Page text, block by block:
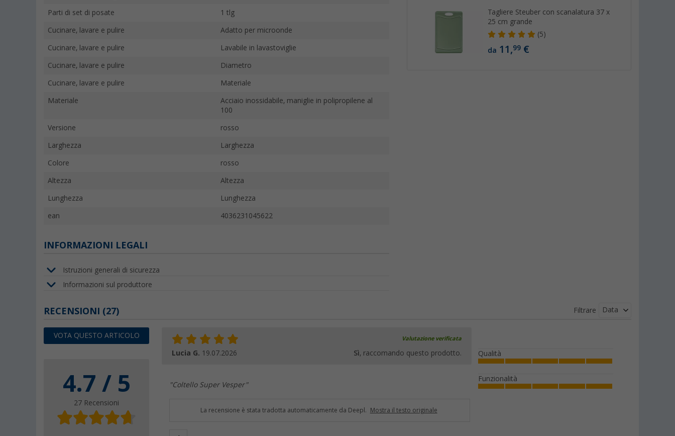
Tagliere Steuber con scanalatura 37 x
25 cm grande
(5)
da 11,99 €
Parti di set di posate 1 tlg
Cucinare, lavare e pulire Adatto per microonde
Cucinare, lavare e pulire Lavabile in lavastoviglie
Cucinare, lavare e pulire Diametro
Cucinare, lavare e pulire Materiale
Materiale
Acciaio inossidabile, maniglie in polipropilene al
100
Versione rosso
Larghezza Larghezza
Colore rosso
Altezza Altezza
Lunghezza Lunghezza
ean 4036231045622
INFORMAZIONI LEGALI
Istruzioni generali di sicurezza
Informazioni sul produttore
RECENSIONI (27)
VOTA QUESTO ARTICOLO
4.7 / 5
27 Recensioni
Filtrare Data
Valutazione verificata
Lucia G. 19.07.2026 Sì, raccomando questo prodotto.
"Coltello Super Vesper"
Qualità
Funzionalità
La recensione è stata tradotta automaticamente da Deepl. Mostra il testo originale